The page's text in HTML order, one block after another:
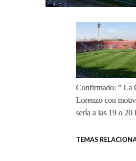
Confirmado: ” La
Lorenzo con
sería a las 19 o 20
TEMAS